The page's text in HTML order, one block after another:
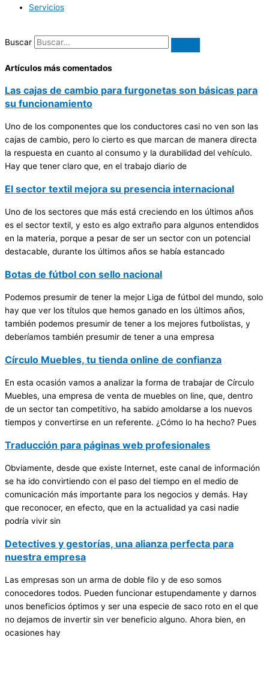
Servicios
Buscar
Artículos más comentados
Las cajas de cambio para furgonetas son básicas para
su funcionamiento
Uno de los componentes que los conductores casi no ven son las
cajas de cambio, pero lo cierto es que marcan de manera directa
la respuesta en cuanto al consumo y la durabilidad del vehículo.
Hay que tener claro que, en el trabajo diario de
El sector textil mejora su presencia internacional
Uno de los sectores que más está creciendo en los últimos años
es el sector textil, y esto es algo extraño para algunos entendidos
en la materia, porque a pesar de ser un sector con un potencial
destacable, durante los últimos años se había estancado
Botas de fútbol con sello nacional
Podemos presumir de tener la mejor Liga de fútbol del mundo, solo
hay que ver los títulos que hemos ganado en los últimos años,
también podemos presumir de tener a los mejores futbolistas, y
deberíamos también presumir de tener a una empresa
Círculo Muebles, tu tienda online de confianza
En esta ocasión vamos a analizar la forma de trabajar de Círculo
Muebles, una empresa de venta de muebles on line, que, dentro
de un sector tan competitivo, ha sabido amoldarse a los nuevos
tiempos y convertirse en un referente. ¿Cómo lo ha hecho? Pues
Traducción para páginas web profesionales
Obviamente, desde que existe Internet, este canal de información
se ha ido convirtiendo con el paso del tiempo en el medio de
comunicación más importante para los negocios y demás. Hay
que reconocer, en efecto, que en la actualidad ya casi nadie
podría vivir sin
Detectives y gestorías, una alianza perfecta para
nuestra empresa
Las empresas son un arma de doble filo y de eso somos
conocedores todos. Pueden funcionar estupendamente y darnos
unos beneficios óptimos y ser una especie de saco roto en el que
no dejamos de invertir sin ver beneficio alguno. Ahora bien, en
ocasiones hay